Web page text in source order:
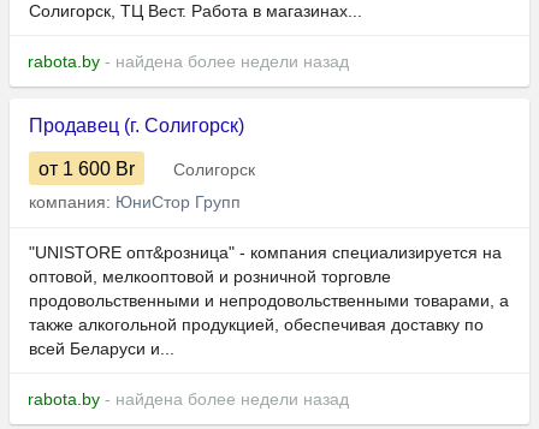
Солигорск, ТЦ Вест. Работа в магазинах...
rabota.by - найдена более недели назад
Продавец (г. Солигорск)
от 1 600 Br
Солигорск
компания: ЮниСтор Групп
"UNISTORE опт&розница" - компания специализируется на
оптовой, мелкооптовой и розничной торговле
продовольственными и непродовольственными товарами, а
также алкогольной продукцией, обеспечивая доставку по
всей Беларуси и...
rabota.by - найдена более недели назад